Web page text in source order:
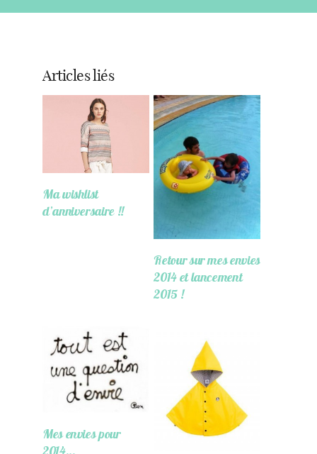
Articles liés
Ma wishlist
d’anniversaire !!
Retour sur mes envies
2014 et lancement
2015 !
Mes envies pour